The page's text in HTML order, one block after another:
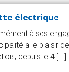
électrique
à ses
a le plaisir
depuis le 4 [...]